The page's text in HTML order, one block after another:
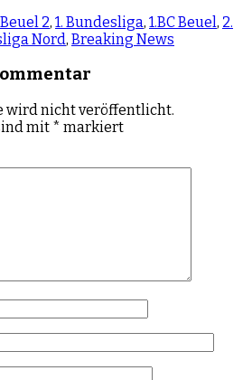
Beuel 2, 1. Bundesliga, 1.BC Beuel, 2.
Nord, Breaking News
wird nicht veröffentlicht.
mit * markiert